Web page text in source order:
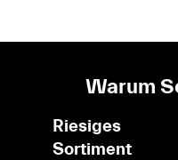
Warum
Riesiges
Sortiment